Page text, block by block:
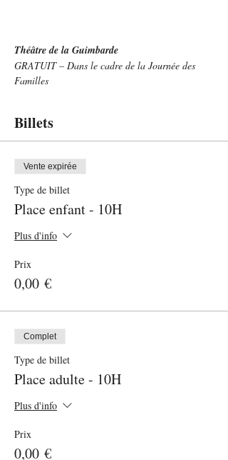
Théâtre de la Guimbarde
GRATUIT – Dans le cadre de la Journée des
Familles
Billets
Vente expirée
Type de billet
Place enfant - 10H
Plus d'info
Prix
0,00 €
Complet
Type de billet
Place adulte - 10H
Plus d'info
Prix
0,00 €